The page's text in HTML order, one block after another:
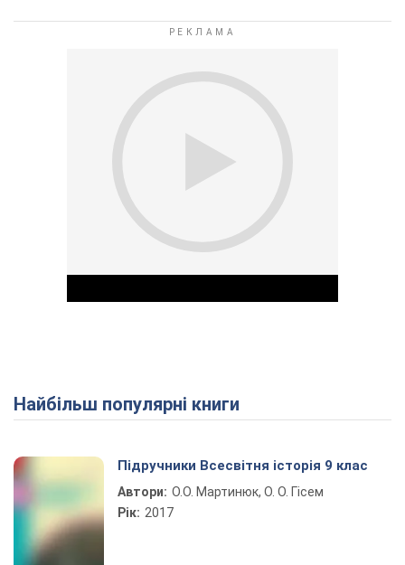
Play Video
Найбільш популярні книги
Підручники Всесвітня історія 9 клас
Автори: О.О. Мартинюк, О. О. Гісем
Рік: 2017